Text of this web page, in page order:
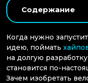
Содержание
Когда нужно
идею, поймать
на долгую
становится по-
Зачем изобретать